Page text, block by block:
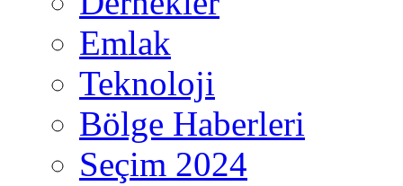
Emlak
Teknoloji
Bölge Haberleri
Seçim 2024